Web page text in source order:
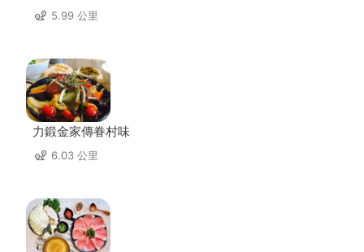
5.99 公里
力鍛金家傳眷村味
6.03 公里